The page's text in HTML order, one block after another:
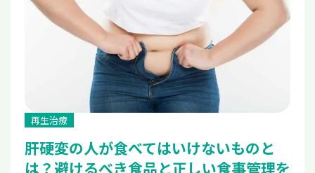
再生治療
肝硬変の人が食べてはいけないものと
は？避けるべき食品と正しい食事管理を